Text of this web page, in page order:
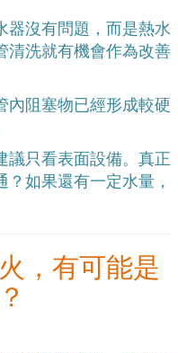
器沒有問題，而是熱水
清洗就有機會作為改善
內阻塞物已經形成較硬
議只看表面設備。真正
如果還有一定水量，
，有可能是